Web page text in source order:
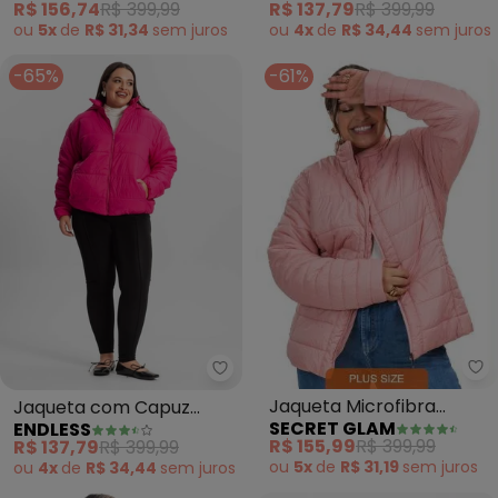
R$ 156,74R$ 399,99
ou 5x de R$ 31,34 sem juros
R$ 137,79R$ 399,99
ou 4x de R$ 34,44 sem juros
-65%
Endless - Jaqueta com Capuz
Jaqueta com Capuz
Feminina Plus Size (Rosa)
ENDLESS
R$ 137,79R$ 399,99
ou 4x de R$ 34,44 sem juros
-61%
Jaqueta Microfibra
(Rosa)
SECRET GLAM
R$ 155,99R$ 399,99
ou 5x de R$ 31,19 sem juros